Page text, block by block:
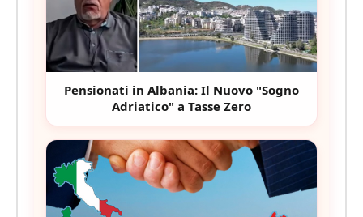
Pensionati in Albania: Il Nuovo "Sogno
Adriatico" a Tasse Zero